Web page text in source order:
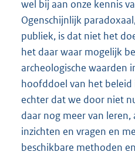
wel bij aan onze kennis
Ogenschijnlijk
publiek, is dat niet het
het daar waar mogelijk
archeologische waarden
hoofddoel van het beleid
echter dat we door niet
daar nog meer van
inzichten en vragen en
beschikbare methoden